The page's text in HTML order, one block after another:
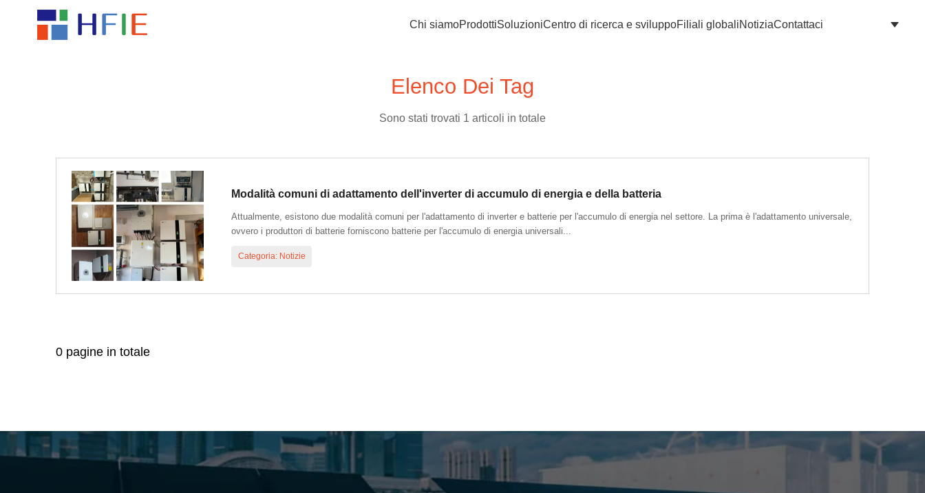
Chi siamoProdottiSoluzioniCentro di ricerca e sviluppoFiliali globaliNotiziaContattaci
Elenco Dei Tag
Sono stati trovati 1 articoli in totale
Modalità comuni di adattamento dell'inverter di accumulo di energia e della batteria
Attualmente, esistono due modalità comuni per l'adattamento di inverter e batterie per l'accumulo di energia nel settore. La prima è l'adattamento universale,
ovvero i produttori di batterie forniscono batterie per l'accumulo di energia universali...
Categoria: Notizie
0 pagine in totale